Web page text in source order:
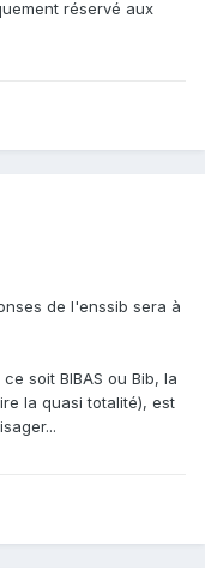
réservé aux
de l'enssib sera à
soit BIBAS ou Bib, la
la quasi totalité), est